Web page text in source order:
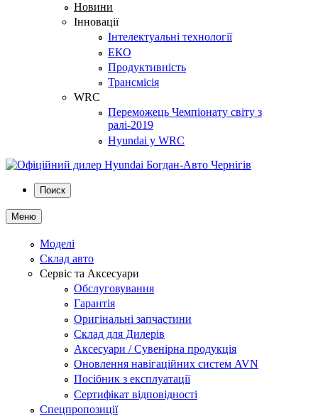
Новини
Інновації
Інтелектуальні технології
ЕКО
Продуктивність
Трансмісія
WRC
Переможець Чемпіонату світу з
ралі-2019
Hyundai у WRC
Поиск
Меню
Моделі
Склад авто
Сервіс та Аксесуари
Обслуговування
Гарантія
Оригінальні запчастини
Склад для Дилерів
Аксесуари / Сувенірна продукція
Оновлення навігаційних систем AVN
Посібник з експлуатації
Сертифікат відповідності
Спецпропозиції